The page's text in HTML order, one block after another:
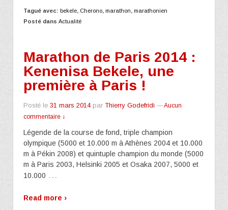
Tagué avec: bekele, Cherono, marathon, marathonien
Posté dans Actualité
Marathon de Paris 2014 :
Kenenisa Bekele, une
première à Paris !
Posté le 31 mars 2014par Thierry Godefridi —Aucun
commentaire ↓
Légende de la course de fond, triple champion
olympique (5000 et 10.000 m à Athènes 2004 et 10.000
m à Pékin 2008) et quintuple champion du monde (5000
m à Paris 2003, Helsinki 2005 et Osaka 2007, 5000 et
10.000 …
Read more ›